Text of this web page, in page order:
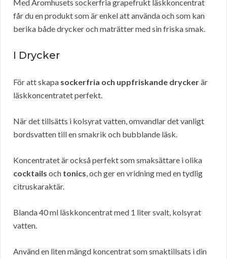
Med Aromhusets sockerfria grapefrukt läskkoncentrat
får du en produkt som är enkel att använda och som kan
berika både drycker och maträtter med sin friska smak.
I Drycker
För att skapa sockerfria och uppfriskande dryckerär
läskkoncentratet perfekt.
När det tillsätts i kolsyrat vatten, omvandlar det vanligt
bordsvatten till en smakrik och bubblande läsk.
Koncentratet är också perfekt som smaksättare i olika
cocktails och tonics, och ger en vridning med en tydlig
citruskaraktär.
Blanda 40 ml läskkoncentrat med 1 liter svalt, kolsyrat
vatten.
Använd en liten mängd koncentrat som smaktillsats i din